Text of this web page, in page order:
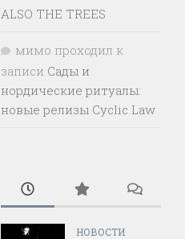
ALSO THE TREES
мимо проходил к
записи Сады и
нордические ритуалы:
новые релизы Cyclic Law
НОВОСТИ